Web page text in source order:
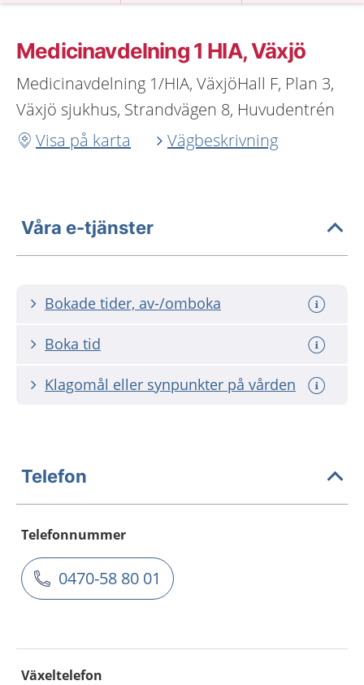
Medicinavdelning 1 HIA, Växjö
Medicinavdelning 1/HIA, VäxjöHall F, Plan 3,
Växjö sjukhus, Strandvägen 8, Huvudentrén
Visa på karta
Vägbeskrivning
Våra e-tjänster
Bokade tider, av-/omboka
Boka tid
Klagomål eller synpunkter på vården
Telefon
Telefonnummer
0470-58 80 01
Växeltelefon